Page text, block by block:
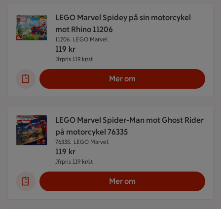
LEGO Marvel Spidey på sin motorcykel
mot Rhino 11206
11206. LEGO Marvel.
119 kr
Jfrpris 119 kr/st
Mer om
LEGO Marvel Spider-Man mot Ghost Rider
på motorcykel 76335
76335. LEGO Marvel.
119 kr
Jfrpris 119 kr/st
Mer om